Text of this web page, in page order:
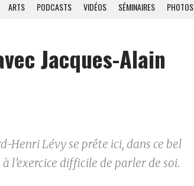
ARTS PODCASTS VIDÉOS SÉMINAIRES PHOTOS
Jacques-Alain
Henri Lévy se prête ici, dans ce bel
l’exercice difficile de parler de soi.